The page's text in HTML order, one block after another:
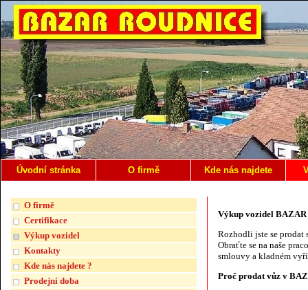
Úvodní stránka O firmě Kde nás najdete
O firmě
Certifikace
Výkup vozidel
Kontakty
Kde nás najdete ?
Prodejní doba
Výkup vozidel
Rozhodli jste se prodat
Obraťte se na naše
smlouvy a kladném
Proč prodat vůz v